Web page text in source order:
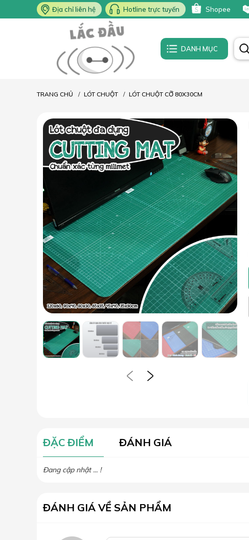
Địa chỉ liên hệ Hotline trực tuyến Shopee
DANH MỤC
TRANG CHỦ LÓT CHUỘT LÓT CHUỘT CỠ 80X30CM
ĐẶC ĐIỂM ĐÁNH GIÁ
Đang cập nhật ... !
ĐÁNH GIÁ VỀ SẢN PHẨM